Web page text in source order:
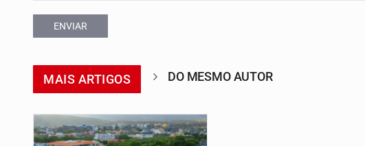
ENVIAR
MAIS ARTIGOS DO MESMO AUTOR